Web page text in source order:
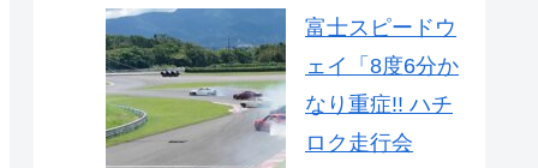
富士スピードウ
ェイ「8度6分か
なり重症!! ハチ
ロク走行会